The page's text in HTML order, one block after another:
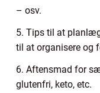
– osv.
5. Tips til at
til at organisere og
6. Aftensmad for
glutenfri, keto, etc.